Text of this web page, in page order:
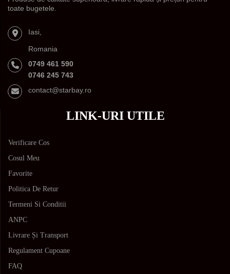
toate bugetele.
Iasi,
Romania
0749 461 590
0746 245 743
contact@starbay.ro
LINK-URI UTILE
Verificare Cos
Cosul Meu
Favorite
Politica De Retur
Termeni Si Conditii
ANPC
Livrare Și Transport
Regulament Cupoane
FAQ